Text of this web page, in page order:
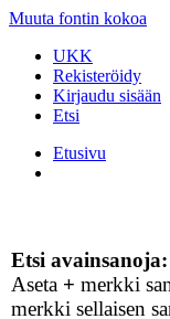
Muuta fontin kokoa
UKK
Rekisteröidy
Kirjaudu sisään
Etsi
Etusivu
Etsi avainsanoja:
Aseta + merkki
merkki sellaisen